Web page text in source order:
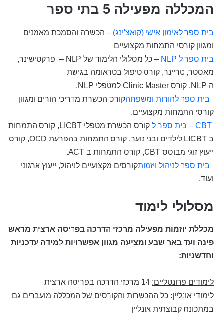
המכללה מפעילה 5 בתי ספר
בית ספר לאימון אישי (קואצ'ינג) – הכשרה והסמכת מאמנים
ומגוון קורסי התמחות מקצועיים
בית ספר ל NLP
– כל מסלולי הלימוד של – NLP פרקטישינר,
מאסטר, טריינר, קורס טיפול בטראומה בגישת
ה NLP
, קורס Clinic Master למטפלי NLP
.
בית ספר להורות ומשפחהקורס הכשרת מדריכי הורים ומגוון
קורסי התמחות מקצועיים.
בית ספר ל – CBT קורס הכשרת מטפלי LICBT , קורס התמחות
ב LICBT לילדים ובני נוער, קורס התמחות בהפרעת OCD, קורס
ייעוץ זוגי מבוסס CBT, קורס התמחות ב ACT
.
בית ספר לניהול ויזמותקורסים מקצועיים לניהול, ייעוץ ארגוני
ועוד.
מסלולי לימוד
מכללת יוזמות מפעילה מרכזי הדרכה בפריסה ארצית מראש
פינה ועד באר שבע ומציעה מגוון אפשרויות למידה עדכניות
וחדשניות:
לימודים פרונטליים:
לימודי אונליין: כל ההכשרות והקורסים של המכללה מועברים גם
במתכונת קבוצתית אונליין